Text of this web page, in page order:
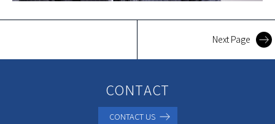
Next Page
CONTACT
CONTACT US